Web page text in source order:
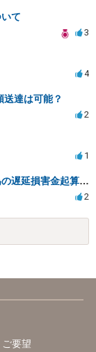
て
3
4
達は可能？
2
1
弁護過誤についてご相談です。不法行為の遅延損害金起算日について。
2
ご要望